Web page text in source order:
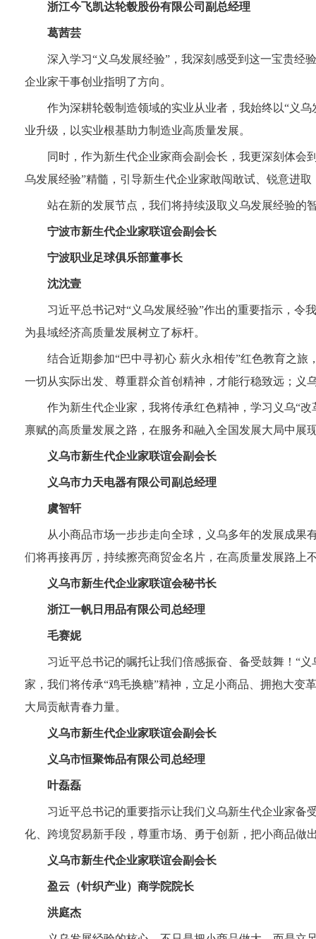
浙江今飞凯达轮毂股份有限公司副总经理
葛茜芸
深入学习“义乌发展经验”，我深刻感受到这一宝贵经
企业家干事创业指明了方向。
作为深耕轮毂制造领域的实业从业者，我始终以“义
业升级，以实业根基助力制造业高质量发展。
同时，作为新生代企业家商会副会长，我更深刻体会
乌发展经验”精髓，引导新生代企业家敢闯敢试、锐意进
站在新的发展节点，我们将持续汲取义乌发展经验的
宁波市新生代企业家联谊会副会长
宁波职业足球俱乐部董事长
沈沈壹
习近平总书记对“义乌发展经验”作出的重要指示，令
为县域经济高质量发展树立了标杆。
结合近期参加“巴中寻初心 薪火永相传”红色教育之
一切从实际出发、尊重群众首创精神，才能行稳致远；义
作为新生代企业家，我将传承红色精神，学习义乌“
禀赋的高质量发展之路，在服务和融入全国发展大局中展
义乌市新生代企业家联谊会副会长
义乌市力天电器有限公司副总经理
虞智轩
从小商品市场一步步走向全球，义乌多年的发展成果
们将再接再厉，持续擦亮商贸金名片，在高质量发展路上
义乌市新生代企业家联谊会秘书长
浙江一帆日用品有限公司总经理
毛赛妮
习近平总书记的嘱托让我们倍感振奋、备受鼓舞！“
家，我们将传承“鸡毛换糖”精神，立足小商品、拥抱大变
大局贡献青春力量。
义乌市新生代企业家联谊会副会长
义乌市恒聚饰品有限公司总经理
叶磊磊
习近平总书记的重要指示让我们义乌新生代企业家备
化、跨境贸易新手段，尊重市场、勇于创新，把小商品做
义乌市新生代企业家联谊会副会长
盈云（针织产业）商学院院长
洪庭杰